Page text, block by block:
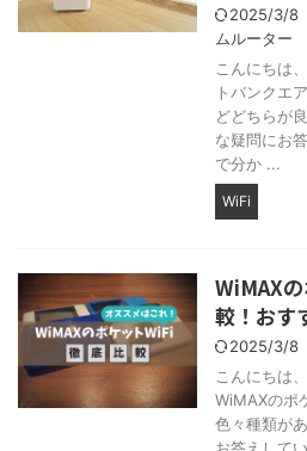
2025/3/8
ムルーター
こんにちは
トバンクエ
どどちらが
な疑問にお
で分か ...
WiFi
WiMAX
較！おす
2025/3/8
こんにちは
WiMAXのポ
色々種類が